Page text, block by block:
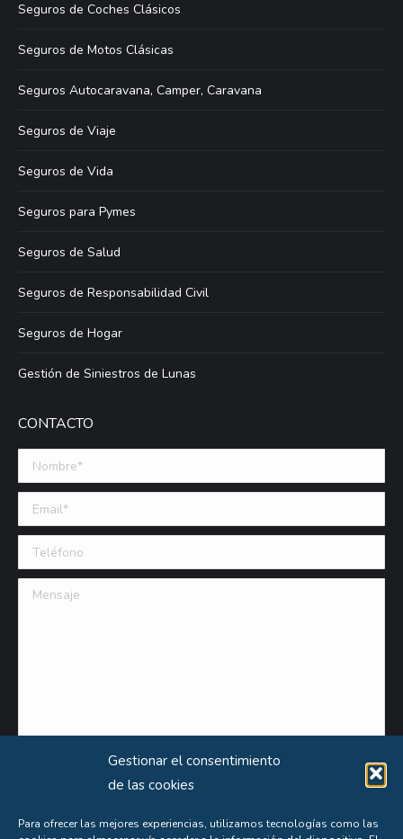
Gestionar el consentimiento
de las cookies
Para ofrecer las mejores experiencias, utilizamos tecnologías como las
Seguros de Coches Clásicos
Seguros de Motos Clásicas
Seguros Autocaravana, Camper, Caravana
Seguros de Viaje
Seguros de Vida
Seguros para Pymes
Seguros de Salud
Seguros de Responsabilidad Civil
Seguros de Hogar
Gestión de Siniestros de Lunas
CONTACTO
Nombre *
Email (requerido)
Teléfono
Mensaje